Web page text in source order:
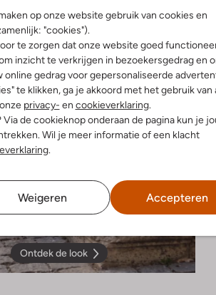
op onze website gebruik van cookies en
"cookies").
te zorgen dat onze website goed
inzicht te verkrijgen in bezoekersgedrag en
gedrag voor gepersonaliseerde
te klikken, ga je akkoord met het gebruik van
privacy- en cookieverklaring.
de cookieknop onderaan de pagina kun je
Wil je meer informatie of een klacht
.
Weigeren Accepteren
Ontdek de look